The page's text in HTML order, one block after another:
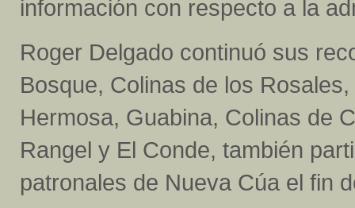
información con respecto a la
Roger Delgado continuó sus
Bosque, Colinas de los
Hermosa, Guabina, Colinas de
Rangel y El Conde, también
patronales de Nueva Cúa el fin